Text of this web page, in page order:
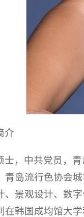
介
士，中共党员，
青岛流行色协会
、景观设计、数
在韩国成均馆大